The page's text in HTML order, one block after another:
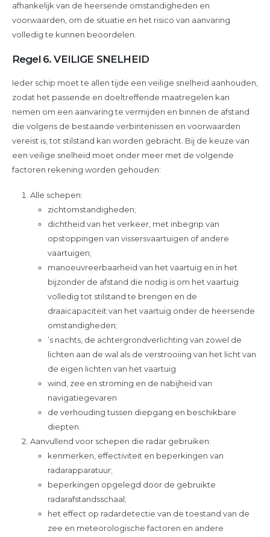
afhankelijk van de heersende omstandigheden en
voorwaarden, om de situatie en het risico van aanvaring
volledig te kunnen beoordelen.
Regel 6. VEILIGE SNELHEID
Ieder schip moet te allen tijde een veilige snelheid aanhouden,
zodat het passende en doeltreffende maatregelen kan
nemen om een aanvaring te vermijden en binnen de afstand
die volgens de bestaande verbintenissen en voorwaarden
vereist is, tot stilstand kan worden gebracht. Bij de keuze van
een veilige snelheid moet onder meer met de volgende
factoren rekening worden gehouden:
Alle schepen:
zichtomstandigheden;
dichtheid van het verkeer, met inbegrip van
opstoppingen van vissersvaartuigen of andere
vaartuigen;
manoeuvreerbaarheid van het vaartuig en in het
bijzonder de afstand die nodig is om het vaartuig
volledig tot stilstand te brengen en de
draaicapaciteit van het vaartuig onder de heersende
omstandigheden;
’s nachts, de achtergrondverlichting van zowel de
lichten aan de wal als de verstrooiing van het licht van
de eigen lichten van het vaartuig
wind, zee en stroming en de nabijheid van
navigatiegevaren
de verhouding tussen diepgang en beschikbare
diepten.
Aanvullend voor schepen die radar gebruiken:
kenmerken, effectiviteit en beperkingen van
radarapparatuur;
beperkingen opgelegd door de gebruikte
radarafstandsschaal;
het effect op radardetectie van de toestand van de
zee en meteorologische factoren en andere